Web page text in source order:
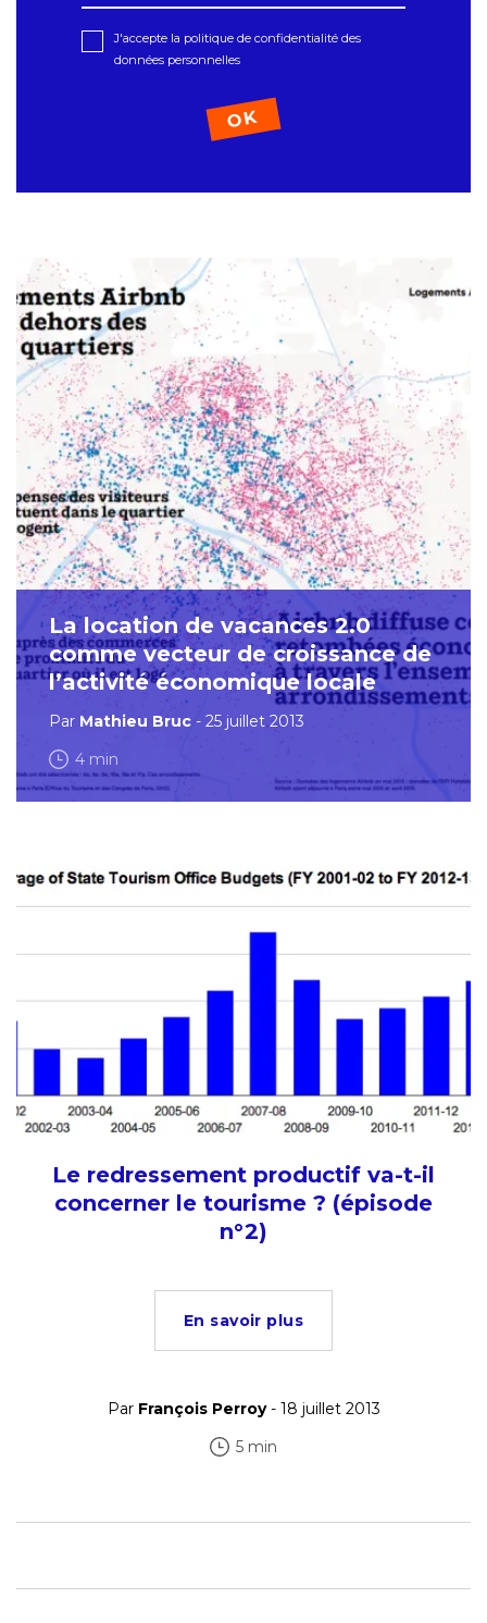
J'accepte la politique de confidentialité des
données personnelles
La location de vacances 2.0
comme vecteur de croissance de
l’activité économique locale
Par Mathieu Bruc - 25 juillet 2013
4 min
Le redressement productif va-t-il
concerner le tourisme ? (épisode
n°2)
En savoir plus
Par François Perroy- 18 juillet 2013
5 min